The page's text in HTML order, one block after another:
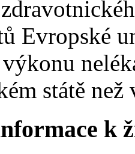
Evropské
státě než
k